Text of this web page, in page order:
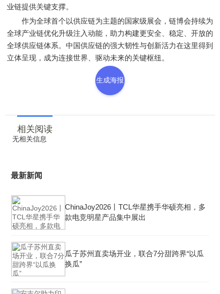
业链提供关键支撑。
作为全球首个以供应链为主题的国家级展会，链博会持续为
全球产业链优化升级注入动能，助力构建更安全、稳定、开放的
全球供应链体系。中国供应链的强大韧性与创新活力在这里得到
立体呈现，成为连接世界、驱动未来的关键枢纽。
生成海报
相关阅读
无相关信息
最新新闻
ChinaJoy2026丨TCL华星携手华硕亮相，多
款电竞明星产品集中展出
瓜子苏州直卖场开业，联合7分甜跨界“以瓜
换瓜”